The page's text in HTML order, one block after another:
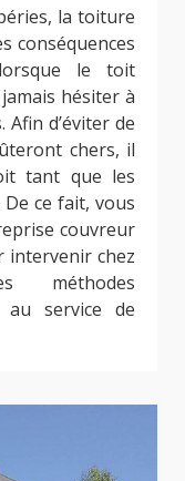
la toiture
conséquences
le toit
hésiter à
d’éviter de
chers, il
tant que les
ce fait, vous
couvreur
intervenir chez
méthodes
au service de